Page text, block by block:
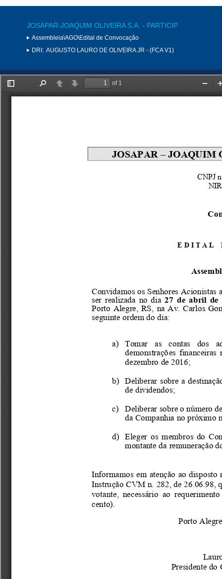
JOSAPAR-JOAQUIM OLIVEIRA S.A. - PARTICIP
Assembleia\AGO\Edital de Convocação
DRI: AUGUSTO LAURO DE OLIVEIRA JR - (FCA V1)